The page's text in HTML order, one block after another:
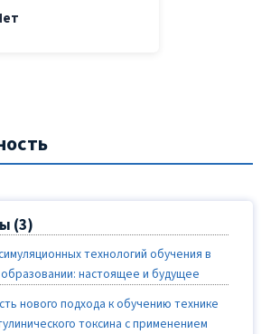
(3)
технологий обучения в
настоящее и будущее
нового подхода к обучению технике
токсина с применением